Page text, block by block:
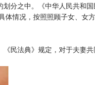
分之中。《中华人民共和
情况，按照照顾子女、女
民法典》规定，对于夫妻